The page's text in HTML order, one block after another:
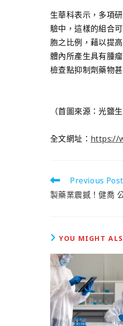
生華科表示，多項
驗中，這樣的組合
胞之比例，藉以提
體內所產生具有腫
檢查點抑制劑藥物
（首圖來源：光鹽
全文網址： https://
Previous Post
製藥業震撼！健喬
YOU MIGHT